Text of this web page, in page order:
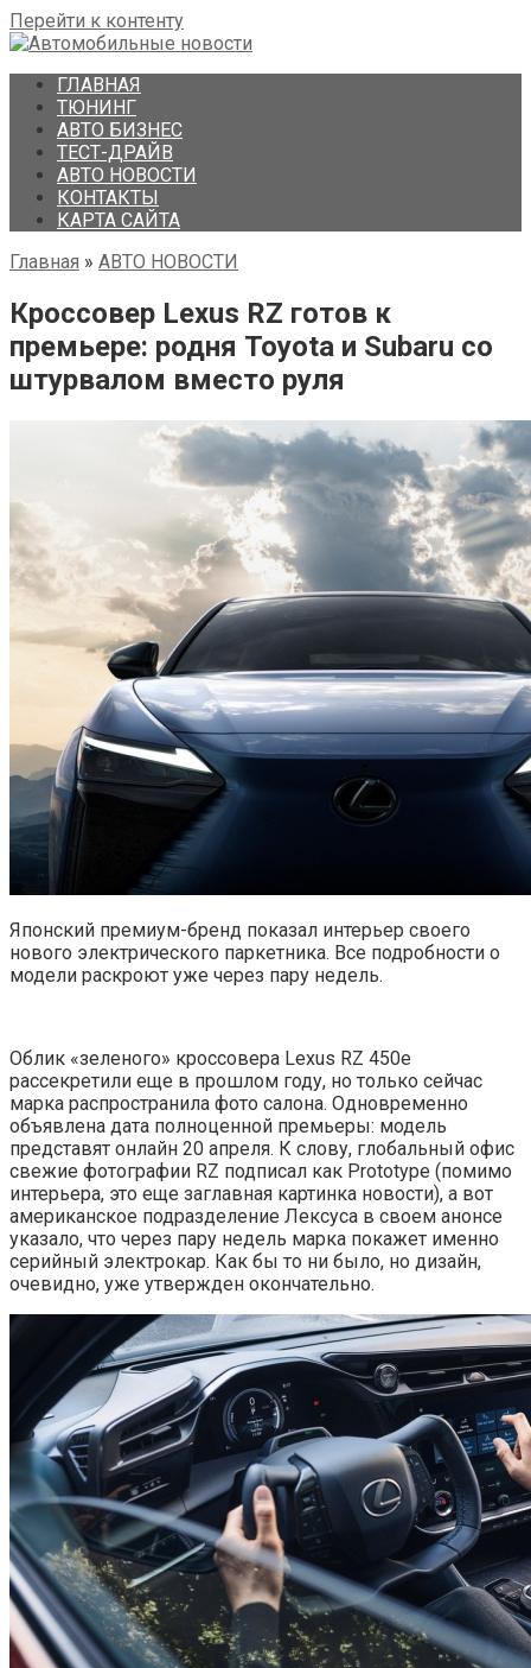
Перейти к контенту
ГЛАВНАЯ
ТЮНИНГ
АВТО БИЗНЕС
ТЕСТ-ДРАЙВ
АВТО НОВОСТИ
КОНТАКТЫ
КАРТА САЙТА
Главная » АВТО НОВОСТИ
Кроссовер Lexus RZ готов к
премьере: родня Toyota и Subaru со
штурвалом вместо руля
Японский премиум-бренд показал интерьер своего
нового электрического паркетника. Все подробности о
модели раскроют уже через пару недель.
Облик «зеленого» кроссовера Lexus RZ 450e
рассекретили еще в прошлом году, но только сейчас
марка распространила фото салона. Одновременно
объявлена дата полноценной премьеры: модель
представят онлайн 20 апреля. К слову, глобальный офис
свежие фотографии RZ подписал как Prototype (помимо
интерьера, это еще заглавная картинка новости), а вот
американское подразделение Лексуса в своем анонсе
указало, что через пару недель марка покажет именно
серийный электрокар. Как бы то ни было, но дизайн,
очевидно, уже утвержден окончательно.